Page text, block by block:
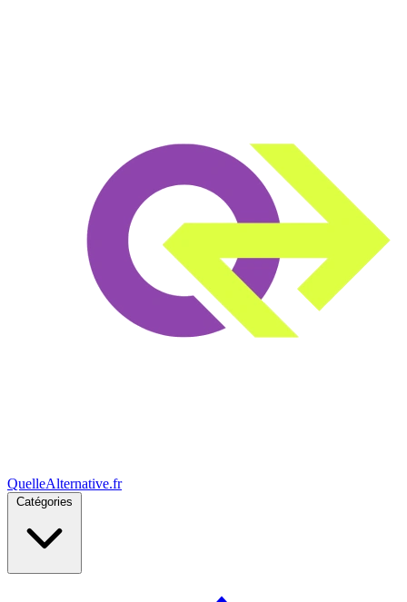
QuelleAlternative.fr